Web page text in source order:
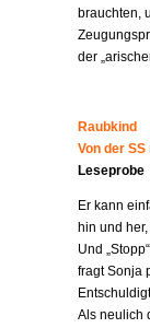
brauchten,
der
Raubkind
Von der
Leseprobe
Er kann
hin und
Und
fragt Sonja
Als neulich